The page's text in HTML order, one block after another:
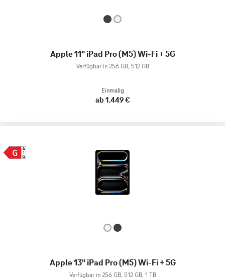
Apple 11" iPad Pro (M5) Wi-Fi + 5G
Verfügbar in 256 GB, 512 GB
Einmalig
ab 1.449 €
Apple 13" iPad Pro (M5) Wi-Fi + 5G
Verfügbar in 256 GB, 512 GB, 1 TB